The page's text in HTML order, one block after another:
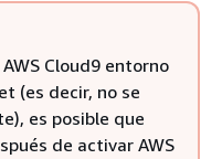
Cloud9 entorno
(es decir, no se
es posible que
de activar AWS